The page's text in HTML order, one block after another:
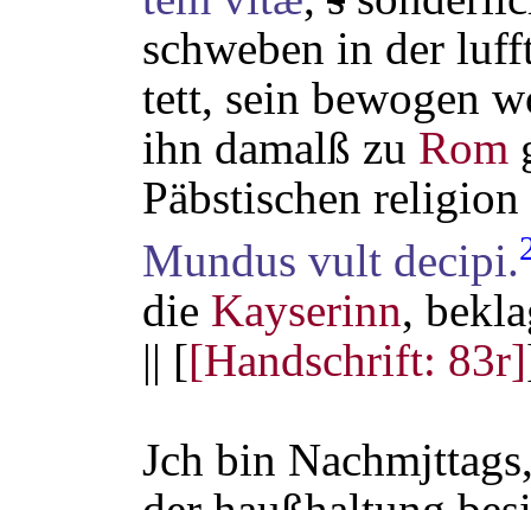
schweben in der
tett, sein bewogen
ihn damalß zu Rom
Päbstischen
Mundus vult decipi.
die Kayserinn,
|| [[Handschrift: 83r]
Jch bin